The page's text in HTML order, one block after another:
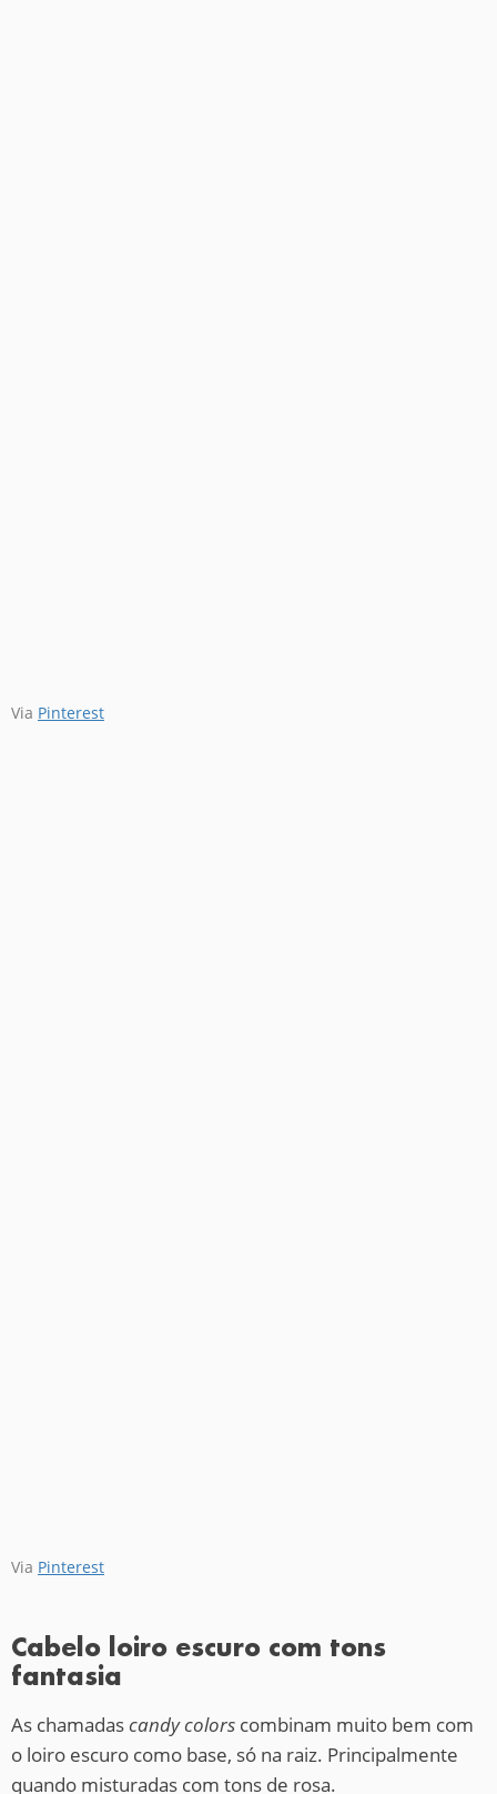
Via Pinterest
Via Pinterest
Cabelo loiro escuro com tons
fantasia
As chamadascandy colors combinam muito bem com
o loiro escuro como base, só na raiz. Principalmente
quando misturadas com tons de rosa.